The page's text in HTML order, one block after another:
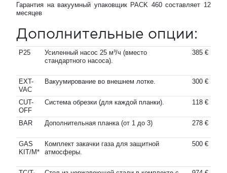
Гарантия на вакуумный упаковщик PACK 460 составляет 12
месяцев
Дополнительные опции:
P25
Усиленный насос 25 м³/ч (вместо
стандартного насоса).
385 €
EXT-
VAC
Вакуумирование во внешнем лотке. 300 €
CUT-
OFF
Система обрезки (для каждой планки). 118 €
BAR Дополнительная планка (от 1 до 3) 278 €
GAS
KIT/M*
Комплект закачки газа для защитной
атмосферы.
500 €